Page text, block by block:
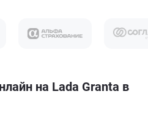
на Lada Granta в